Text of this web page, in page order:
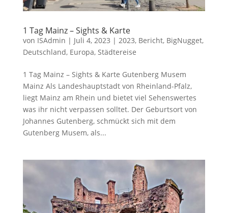
1 Tag Mainz – Sights & Karte
von ISAdmin | Juli 4, 2023 | 2023, Bericht, BigNugget,
Deutschland, Europa, Städtereise
1 Tag Mainz – Sights & Karte Gutenberg Musem
Mainz Als Landeshauptstadt von Rheinland-Pfalz,
liegt Mainz am Rhein und bietet viel Sehenswertes
was ihr nicht verpassen solltet. Der Geburtsort von
Johannes Gutenberg, schmückt sich mit dem
Gutenberg Musem, als...